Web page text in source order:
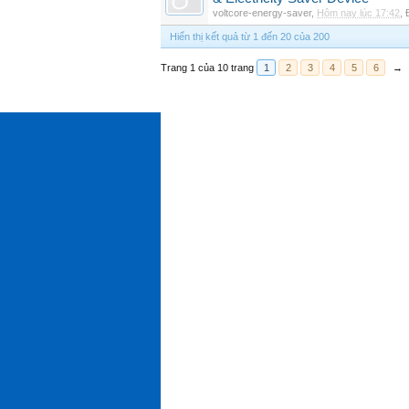
voltcore-energy-saver, Hôm nay lúc 17:42
Hiển thị kết quả từ 1 đến 20 của 200
Trang 1 của 10 trang 1 2 3 4 5 6 →